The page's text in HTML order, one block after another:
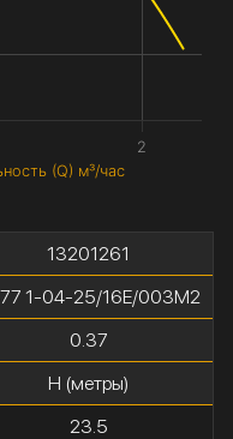
(Q) м³/час
2
13201261
1-04-25/16Е/003М2
0.37
H (метры)
23.5